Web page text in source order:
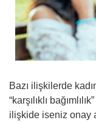
Bazı ilişkilerde
“karşılıklı
ilişkide iseniz onay